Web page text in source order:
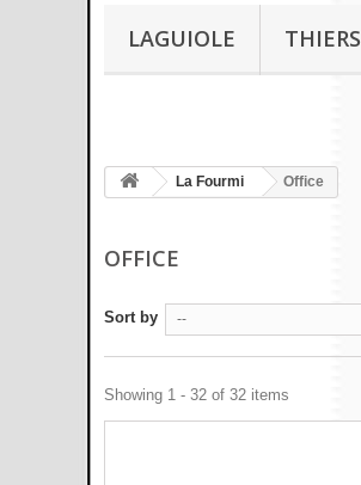
LAGUIOLE THIERS
La Fourmi Office
OFFICE
Sort by --
Showing 1 - 32 of 32 items